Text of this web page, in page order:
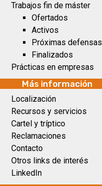
Trabajos fin de máster
Ofertados
Activos
Próximas defensas
Finalizados
Prácticas en empresas
Más información
Localización
Recursos y servicios
Cartel y tríptico
Reclamaciones
Contacto
Otros links de interés
LinkedIn